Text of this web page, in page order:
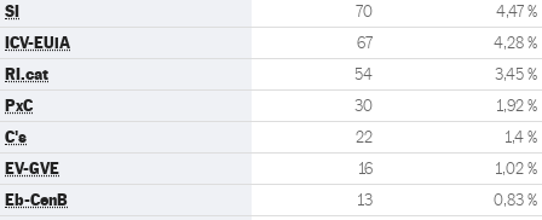
SI 70 4,47 %
ICV-EUiA 67 4,28 %
RI.cat 54 3,45 %
PxC 30 1,92 %
C's 22 1,4 %
EV-GVE 16 1,02 %
Eb-CenB 13 0,83 %